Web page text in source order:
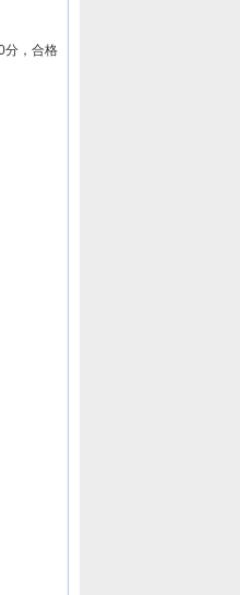
分，合格